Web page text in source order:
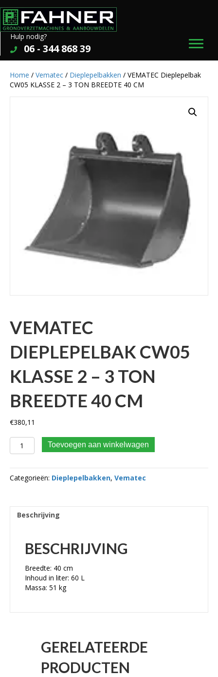
Hulp nodig?
06 - 344 868 39
Home / Vematec / Dieplepelbakken / VEMATEC Dieplepelbak
CW05 KLASSE 2 – 3 TON BREEDTE 40 CM
VEMATEC
DIEPLEPELBAK CW05
KLASSE 2 – 3 TON
BREEDTE 40 CM
€380,11
VEMATEC Dieplepelbak CW05 KLASSE 2 – 3 TON BREEDTE 40
CM aantal
Toevoegen aan winkelwagen
Categorieën: Dieplepelbakken, Vematec
Beschrijving
BESCHRIJVING
Breedte: 40 cm
Inhoud in liter: 60 L
Massa: 51 kg
GERELATEERDE
PRODUCTEN